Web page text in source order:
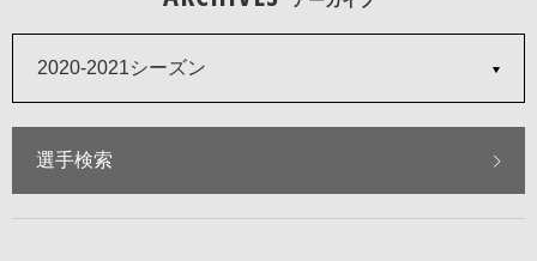
2020-2021シーズン
選手検索